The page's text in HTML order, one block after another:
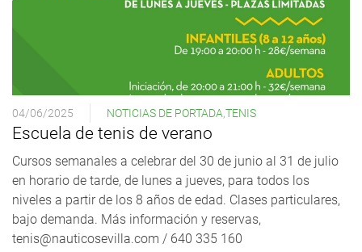
04/06/2025 NOTICIAS DE PORTADA TENIS
Escuela de tenis de verano
Cursos semanales a celebrar del 30 de junio al 31 de julio
en horario de tarde, de lunes a jueves, para todos los
niveles a partir de los 8 años de edad. Clases particulares,
bajo demanda. Más información y reservas,
tenis@nauticosevilla.com / 640 335 160